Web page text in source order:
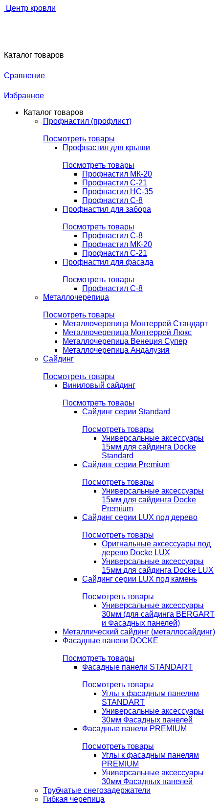
Центр кровли
Каталог товаров
Сравнение
Избранное
Каталог товаров
Профнастил (профлист)
Посмотреть товары
Профнастил для крыши
Посмотреть товары
Профнастил МК-20
Профнастил С-21
Профнастил НС-35
Профнастил С-8
Профнастил для забора
Посмотреть товары
Профнастил С-8
Профнастил МК-20
Профнастил С-21
Профнастил для фасада
Посмотреть товары
Профнастил С-8
Металлочерепица
Посмотреть товары
Металлочерепица Монтеррей Стандарт
Металлочерепица Монтеррей Люкс
Металлочерепица Венеция Супер
Металлочерепица Андалузия
Сайдинг
Посмотреть товары
Виниловый сайдинг
Посмотреть товары
Сайдинг серии Standard
Посмотреть товары
Универсальные аксессуары
15мм для сайдинга Docke
Standard
Сайдинг серии Premium
Посмотреть товары
Универсальные аксессуары
15мм для сайдинга Docke
Premium
Сайдинг серии LUX под дерево
Посмотреть товары
Оригнальные аксессуары под
дерево Docke LUX
Универсальные аксессуары
15мм для сайдинга Docke LUX
Сайдинг серии LUX под камень
Посмотреть товары
Универсальные аксессуары
30мм (для сайдинга BERGART
и Фасадных панелей)
Металлический сайдинг (металлосайдинг)
Фасадные панели DOCKE
Посмотреть товары
Фасадные панели STANDART
Посмотреть товары
Углы к фасадным панелям
STANDART
Универсальные аксессуары
30мм Фасадных панелей
Фасадные панели PREMIUM
Посмотреть товары
Углы к фасадным панелям
PREMIUM
Универсальные аксессуары
30мм Фасадных панелей
Трубчатые снегозадержатели
Гибкая черепица